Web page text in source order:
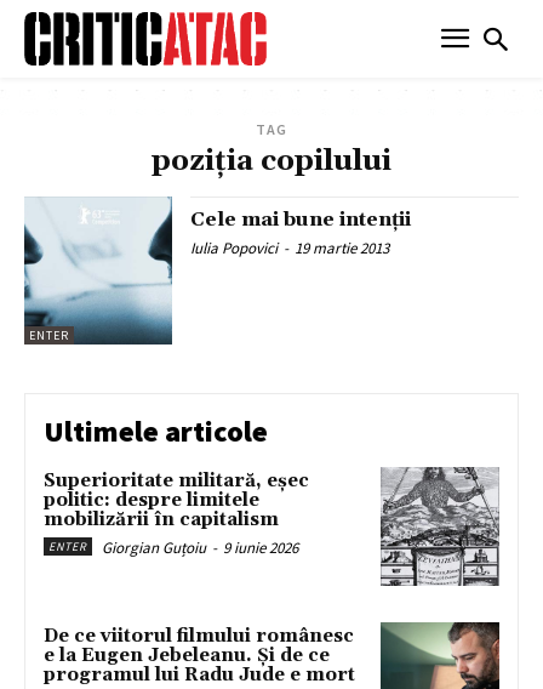
TAG
poziţia copilului
ENTER
Cele mai bune intenții
Iulia Popovici - 19 martie 2013
Ultimele articole
Superioritate militară, eșec
politic: despre limitele
mobilizării în capitalism
ENTER Giorgian Guțoiu - 9 iunie 2026
De ce viitorul filmului românesc
e la Eugen Jebeleanu. Și de ce
programul lui Radu Jude e mort